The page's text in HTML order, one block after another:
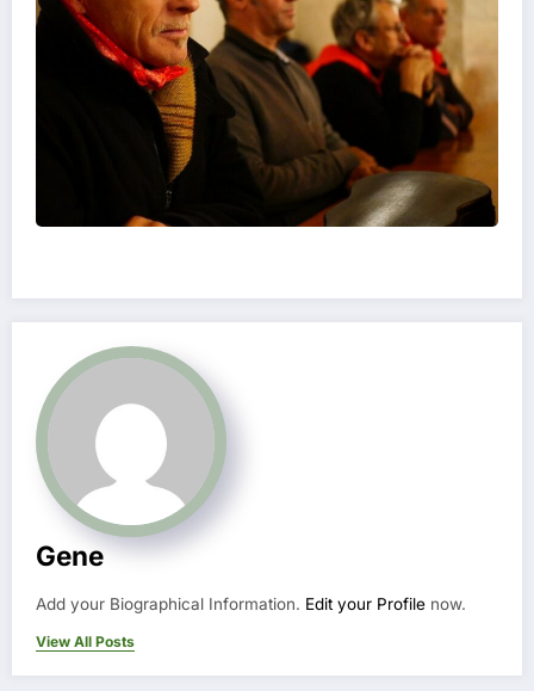
Gene
Add your Biographical Information. Edit your Profile now.
View All Posts